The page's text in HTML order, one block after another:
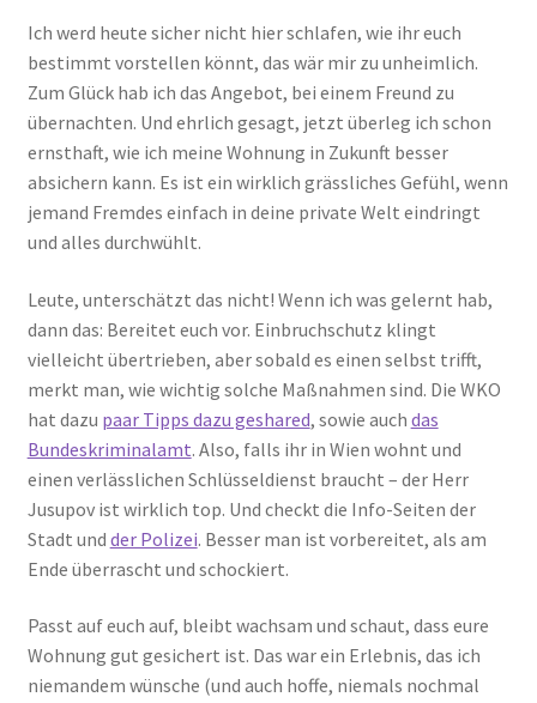
Ich werd heute sicher nicht hier schlafen, wie ihr euch
bestimmt vorstellen könnt, das wär mir zu unheimlich.
Zum Glück hab ich das Angebot, bei einem Freund zu
übernachten. Und ehrlich gesagt, jetzt überleg ich schon
ernsthaft, wie ich meine Wohnung in Zukunft besser
absichern kann. Es ist ein wirklich grässliches Gefühl, wenn
jemand Fremdes einfach in deine private Welt eindringt
und alles durchwühlt.
Leute, unterschätzt das nicht! Wenn ich was gelernt hab,
dann das: Bereitet euch vor. Einbruchschutz klingt
vielleicht übertrieben, aber sobald es einen selbst trifft,
merkt man, wie wichtig solche Maßnahmen sind. Die WKO
hat dazu paar Tipps dazu geshared, sowie auch das
Bundeskriminalamt. Also, falls ihr in Wien wohnt und
einen verlässlichen Schlüsseldienst braucht – der Herr
Jusupov ist wirklich top. Und checkt die Info-Seiten der
Stadt und der Polizei. Besser man ist vorbereitet, als am
Ende überrascht und schockiert.
Passt auf euch auf, bleibt wachsam und schaut, dass eure
Wohnung gut gesichert ist. Das war ein Erlebnis, das ich
niemandem wünsche (und auch hoffe, niemals nochmal